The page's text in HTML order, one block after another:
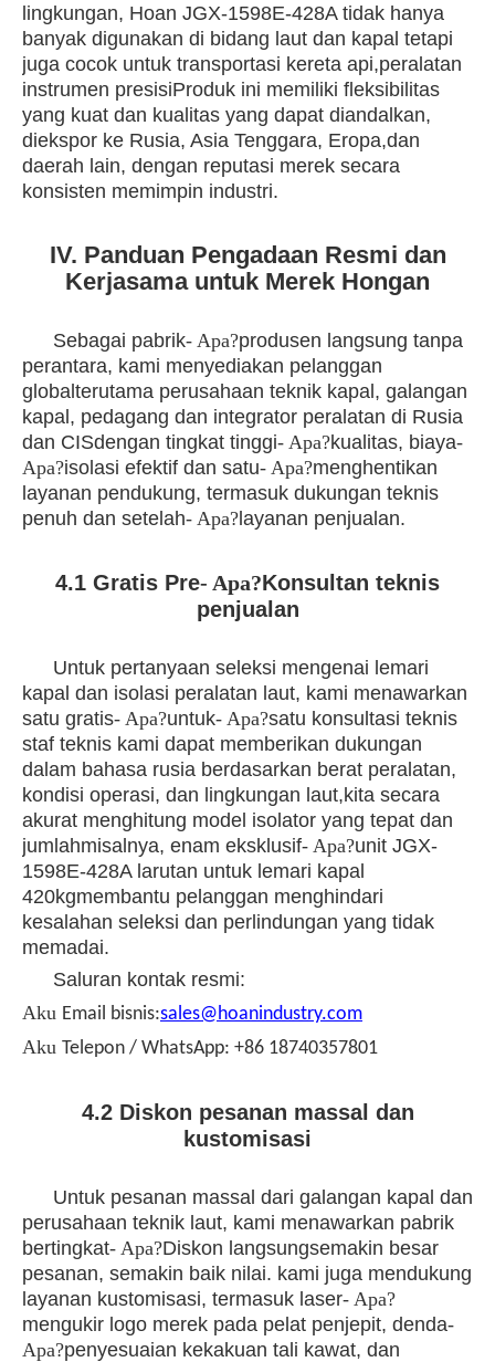
lingkungan, Hoan JGX-1598E-428A tidak hanya
banyak digunakan di bidang laut dan kapal tetapi
juga cocok untuk transportasi kereta api,peralatan
instrumen presisiProduk ini memiliki fleksibilitas
yang kuat dan kualitas yang dapat diandalkan,
diekspor ke Rusia, Asia Tenggara, Eropa,dan
daerah lain, dengan reputasi merek secara
konsisten memimpin industri.
IV. Panduan Pengadaan Resmi dan
Kerjasama untuk Merek Hongan
Sebagai pabrik- Apa?produsen langsung tanpa
perantara, kami menyediakan pelanggan
globalterutama perusahaan teknik kapal, galangan
kapal, pedagang dan integrator peralatan di Rusia
dan CISdengan tingkat tinggi- Apa?kualitas, biaya-
Apa?isolasi efektif dan satu- Apa?menghentikan
layanan pendukung, termasuk dukungan teknis
penuh dan setelah- Apa?layanan penjualan.
4.1 Gratis Pre- Apa?Konsultan teknis
penjualan
Untuk pertanyaan seleksi mengenai lemari
kapal dan isolasi peralatan laut, kami menawarkan
satu gratis- Apa?untuk- Apa?satu konsultasi teknis
staf teknis kami dapat memberikan dukungan
dalam bahasa rusia berdasarkan berat peralatan,
kondisi operasi, dan lingkungan laut,kita secara
akurat menghitung model isolator yang tepat dan
jumlahmisalnya, enam eksklusif- Apa?unit JGX-
1598E-428A larutan untuk lemari kapal
420kgmembantu pelanggan menghindari
kesalahan seleksi dan perlindungan yang tidak
memadai.
Saluran kontak resmi:
Aku Email bisnis:sales@hoanindustry.com
Aku Telepon / WhatsApp: +86 18740357801
4.2 Diskon pesanan massal dan
kustomisasi
Untuk pesanan massal dari galangan kapal dan
perusahaan teknik laut, kami menawarkan pabrik
bertingkat- Apa?Diskon langsungsemakin besar
pesanan, semakin baik nilai. kami juga mendukung
layanan kustomisasi, termasuk laser- Apa?
mengukir logo merek pada pelat penjepit, denda-
Apa?penyesuaian kekakuan tali kawat, dan